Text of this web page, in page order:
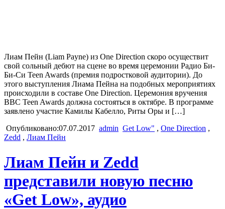
Лиам Пейн (Liam Payne) из One Direction скоро осуществит
свой сольный дебют на сцене во время церемонии Радио Би-
Би-Си Teen Awards (премия подростковой аудитории). До
этого выступления Лиама Пейна на подобных мероприятиях
происходили в составе One Direction. Церемония вручения
BBC Teen Awards должна состояться в октябре. В программе
заявлено участие Камилы Кабелло, Риты Оры и […]
Опубликовано:07.07.2017 admin Get Low" , One Direction ,
Zedd , Лиам Пейн
Лиам Пейн и Zedd
представили новую песню
«Get Low», аудио